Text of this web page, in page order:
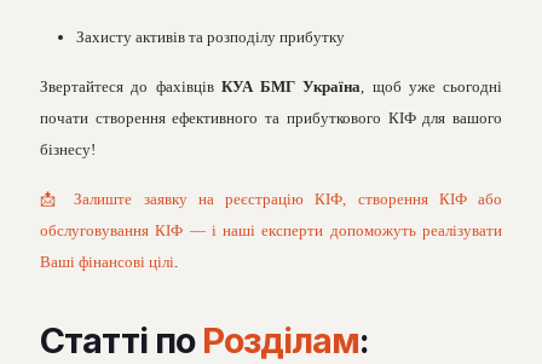
Захисту активів та розподілу прибутку
Звертайтеся до фахівців КУА БМГ Україна, щоб уже сьогодні
почати створення ефективного та прибуткового КІФ для вашого
бізнесу!
📩 Залиште заявку на реєстрацію КІФ, створення КІФ або
обслуговування КІФ — і наші експерти допоможуть реалізувати
Ваші фінансові цілі.
Статті по Розділам: